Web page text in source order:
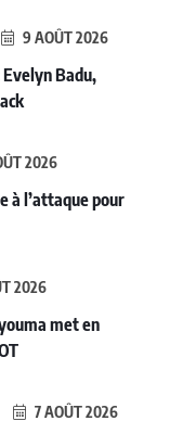
9 AOÛT 2026
Badu,
2026
à l’attaque pour
2026
met en
7 AOÛT 2026